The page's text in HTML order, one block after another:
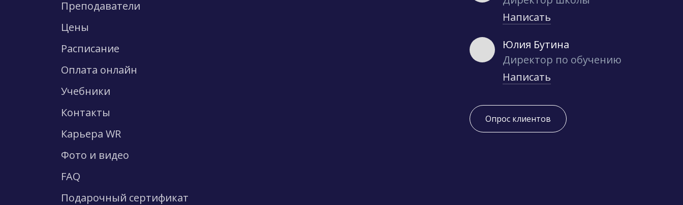
Преподаватели
Цены
Расписание
Оплата онлайн
Учебники
Контакты
Карьера WR
Фото и видео
FAQ
Подарочный сертификат
Написать
Юлия Бутина
Директор по обучению
Написать
Опрос клиентов